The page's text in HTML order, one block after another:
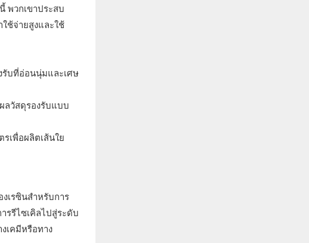
พวกเขาประสบ
ช้จ่ายสูงและใช้
รับที่อ่อนนุ่มและเศษ
ลวัสดุรองรับแบบ
เพื่อผลิตเส้นใย
เรซินสำหรับการ
รรีไซเคิลไปสู่ระดับ
เคมีหรือทาง